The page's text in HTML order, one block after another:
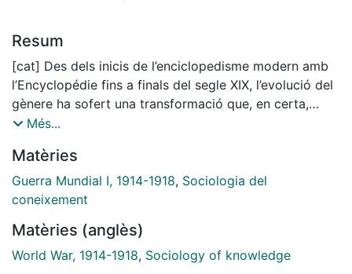
Resum
[cat] Des dels inicis de l’enciclopedisme modern amb
l’Encyclopédie fins a finals del segle XIX, l’evolució del
gènere ha sofert una transformació que, en certa,
manera ha vulnerat els seus principis ideals
del saber. El reeixit projecte de la Britannica i els
efectes a Alemanya, i Europa, de la ‘revolució Lexikon’
convertiren el coneixement enciclopèdic, i a la seva
de construcció nacional. França (Grand dictionnaire
universel du XIXe siècle de Pierre Larousse), el Regne
Més...
Matèries
Guerra Mundial I, 1914-1918, Sociologia del
coneixement
Matèries (anglès)
World War, 1914-1918, Sociology of knowledge